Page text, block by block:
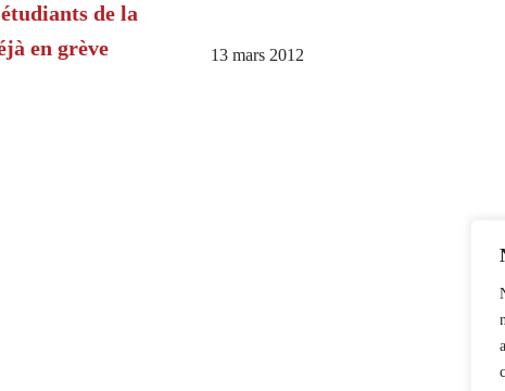
de la
en grève
13 mars 2012